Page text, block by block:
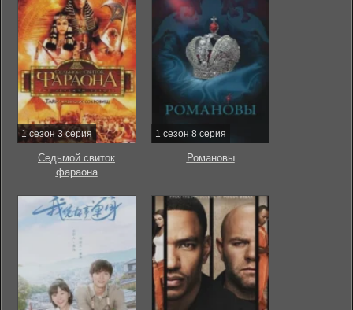
1 сезон 3 серия
Седьмой свиток
фараона
1 сезон 8 серия
Романовы